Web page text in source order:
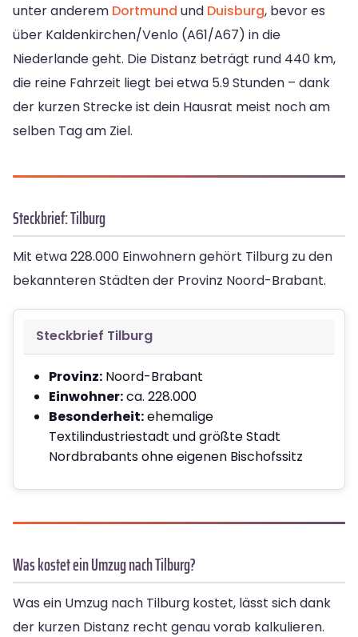
unter anderem Dortmund und Duisburg, bevor es
über Kaldenkirchen/Venlo (A61/A67) in die
Niederlande geht. Die Distanz beträgt rund 440 km,
die reine Fahrzeit liegt bei etwa 5.9 Stunden – dank
der kurzen Strecke ist dein Hausrat meist noch am
selben Tag am Ziel.
Steckbrief: Tilburg
Mit etwa 228.000 Einwohnern gehört Tilburg zu den
bekannteren Städten der Provinz Noord-Brabant.
Steckbrief Tilburg
Provinz: Noord-Brabant
Einwohner:ca. 228.000
Besonderheit:ehemalige
Textilindustriestadt und größte Stadt
Nordbrabants ohne eigenen Bischofssitz
Was kostet ein Umzug nach Tilburg?
Was ein Umzug nach Tilburg kostet, lässt sich dank
der kurzen Distanz recht genau vorab kalkulieren.